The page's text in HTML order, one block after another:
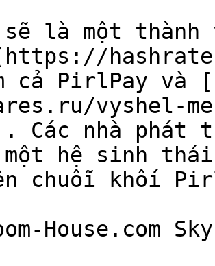
là một thành
cả PirlPay
vyshel-
Các nhà phát
hệ sinh
chuỗi khối
House.com